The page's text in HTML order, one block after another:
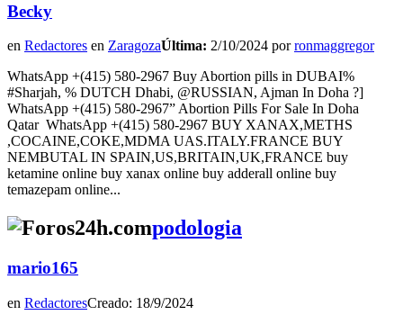
Becky
en Redactores en ZaragozaÚltima: 2/10/2024 porronmaggregor
WhatsApp +(415) 580-2967 Buy Abortion pills in DUBAI%
#Sharjah, % DUTCH Dhabi, @RUSSIAN, Ajman In Doha ?]
WhatsApp +(415) 580-2967” Abortion Pills For Sale In Doha
Qatar WhatsApp +(415) 580-2967 BUY XANAX,METHS
,COCAINE,COKE,MDMA UAS.ITALY.FRANCE BUY
NEMBUTAL IN SPAIN,US,BRITAIN,UK,FRANCE buy
ketamine online buy xanax online buy adderall online buy
temazepam online...
podologia
mario165
en RedactoresCreado: 18/9/2024